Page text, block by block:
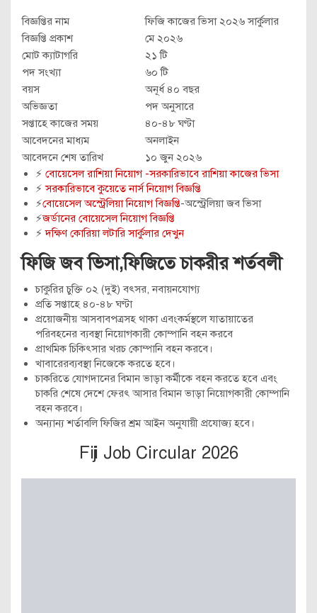
বিজ্ঞপ্তির নাম
ফিজি কাজের ভিসা ২০২৬ সার্কুলার
বিজ্ঞপ্তি প্রকাশ
মে ২০২৬
মোট ক্যাটাগরি
২১ টি
পদ সংখ্যা
৬০ টি
বয়স
অনূর্ধ ৪০ বছর
অভিজ্ঞতা
পদ অনুসারে
সপ্তাহে কাজের সময়
৪০-৪৮ ঘণ্টা
আবেদনের মাধ্যম
অনলাইন
আবেদনে শেষ তারিখ
১০ জুন ২০২৬
⚡ বোয়েসেল রাশিয়া নিয়োগ -সরকারিভাবে রাশিয়া কাজের ভিসা
⚡সরকারিভাবে কুয়েতে নার্স নিয়োগ বিজ্ঞপ্তি
⚡বোয়েসেল অস্ট্রেলিয়া নিয়োগ বিজ্ঞপ্তি-অস্ট্রেলিয়া জব ভিসা
⚡জর্ডানের বোয়েসেল নিয়োগ বিজ্ঞপ্তি
⚡ দক্ষিণ কোরিয়া লটারি সার্কুলার দেখুন
ফিজি জব ভিসা,ফিজিতে চাকরীর শর্তবলী
চাকুরির চুক্তি ০২ (দুই) বৎসর, নবায়নযোগ্য
প্রতি সপ্তাহে ৪০-৪৮ ঘণ্টা
প্রয়োজনীয় আসবাবপত্রসহ থাকা এবংকর্মস্থলে যাতায়াতের
পরিবহনের ব্যবস্থা নিয়োগকারী কোম্পানি বহন করবে
প্রাথমিক চিকিৎসার খরচ কোম্পানি বহন করবে।
খাবারেরব্যবস্থা নিজেকে করতে হবে।
চাকরিতে যোগদানের বিমান ভাড়া কর্মীকে বহন করতে হবে এবং
চাকরি শেষে দেশে ফেরৎ আসার বিমান ভাড়া নিয়োগকারী কোম্পানি
বহন করবে।
অন্যান্য শর্তাবলি ফিজির শ্রম আইন অনুযায়ী প্রযোজ্য হবে।
Fiji Job Circular 2026